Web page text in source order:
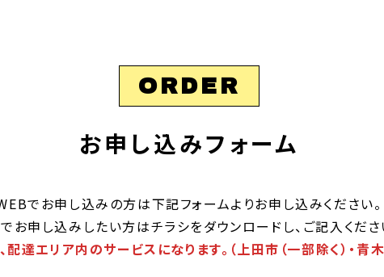
ORDER
お申し込みフォーム
でお申し込みの方は下記フォームよりお申し込みください。
お申し込みしたい方はチラシをダウンロードし、ご記入くださ
配達エリア内のサービスになります。（上田市（一部除く）・青木